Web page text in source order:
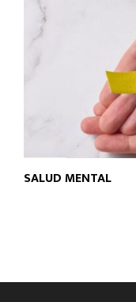
SALUD MENTAL